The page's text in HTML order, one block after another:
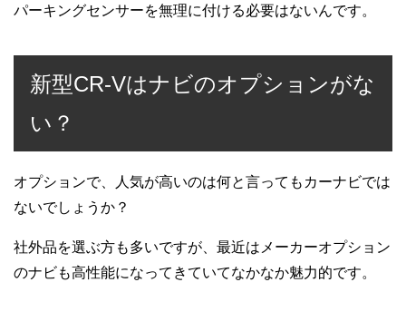
パーキングセンサーを無理に付ける必要はないんです。
新型CR-Vはナビのオプションがな
い？
オプションで、人気が高いのは何と言ってもカーナビでは
ないでしょうか？
社外品を選ぶ方も多いですが、最近はメーカーオプション
のナビも高性能になってきていてなかなか魅力的です。